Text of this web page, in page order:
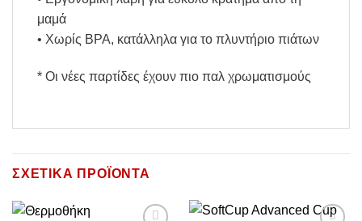
μαμά
• Χωρίς BPA, κατάλληλα για το πλυντήριο πιάτων
* Οι νέες παρτίδες έχουν πιο παλ χρωματισμούς
ΣΧΕΤΙΚΆ ΠΡΟΪΌΝΤΑ